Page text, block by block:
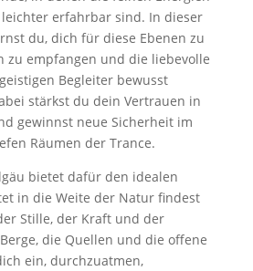
erfahrbar sind. In dieser
du, dich für diese Ebenen zu
zu empfangen und die liebevolle
Begleiter bewusst
stärkst du dein Vertrauen in
gewinnst neue Sicherheit im
Räumen der Trance.
bietet dafür den idealen
in die Weite der Natur findest
Stille, der Kraft und der
die Quellen und die offene
ein, durchzuatmen,